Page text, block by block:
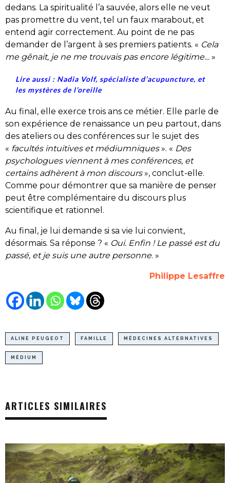
dedans. La spiritualité l’a sauvée, alors elle ne veut
pas promettre du vent, tel un faux marabout, et
entend agir correctement. Au point de ne pas
demander de l’argent à ses premiers patients. « Cela
me gênait, je ne me trouvais pas encore légitime… »
Lire aussi : Nadia Volf, spécialiste d’acupuncture, et
les mystères de l’oreille
Au final, elle exerce trois ans ce métier. Elle parle de
son expérience de renaissance un peu partout, dans
des ateliers ou des conférences sur le sujet des
« facultés intuitives et médiumniques». « Des
psychologues viennent à mes conférences, et
certains adhèrent à mon discours», conclut-elle.
Comme pour démontrer que sa manière de penser
peut être complémentaire du discours plus
scientifique et rationnel.
Au final, je lui demande si sa vie lui convient,
désormais. Sa réponse ? « Oui. Enfin ! Le passé est du
passé, et je suis une autre personne. »
Philippe Lesaffre
ALINE PEUGEOT FAMILLE MÉDECINES ALTERNATIVES
MÉDIUM
ARTICLES SIMILAIRES